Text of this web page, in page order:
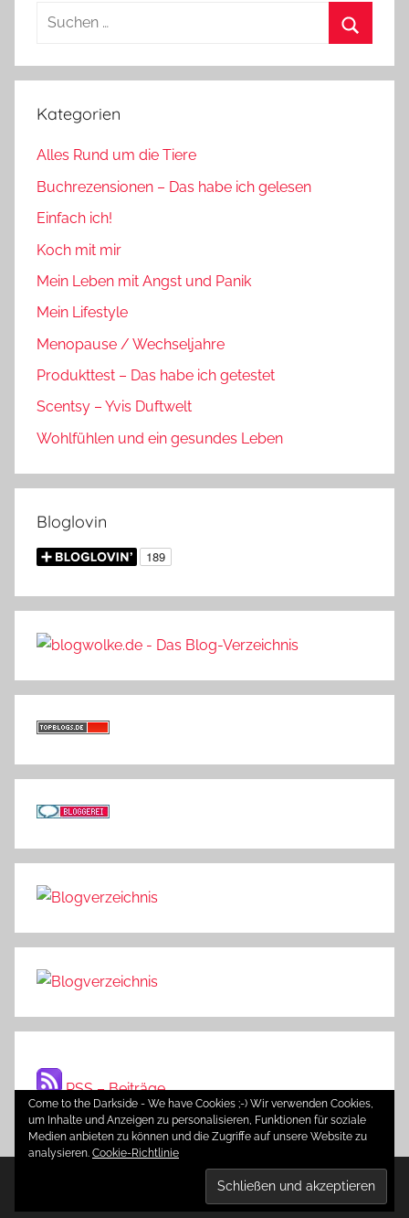
Suchen
Kategorien
Alles Rund um die Tiere
Buchrezensionen – Das habe ich gelesen
Einfach ich!
Koch mit mir
Mein Leben mit Angst und Panik
Mein Lifestyle
Menopause / Wechseljahre
Produkttest – Das habe ich getestet
Scentsy – Yvis Duftwelt
Wohlfühlen und ein gesundes Leben
Bloglovin
RSS – Beiträge
WordPress-Theme: Donovan von ThemeZee.
Come to the Darkside - We have Cookies ;-) Wir verwenden Cookies,
um Inhalte und Anzeigen zu personalisieren, Funktionen für soziale
Medien anbieten zu können und die Zugriffe auf unsere Website zu
analysieren. Cookie-Richtlinie